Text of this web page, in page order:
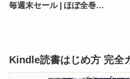
毎週末セール | ほぼ全巻
ゃくえむ。／頭文字D
Kindle読書はじめ方 完全